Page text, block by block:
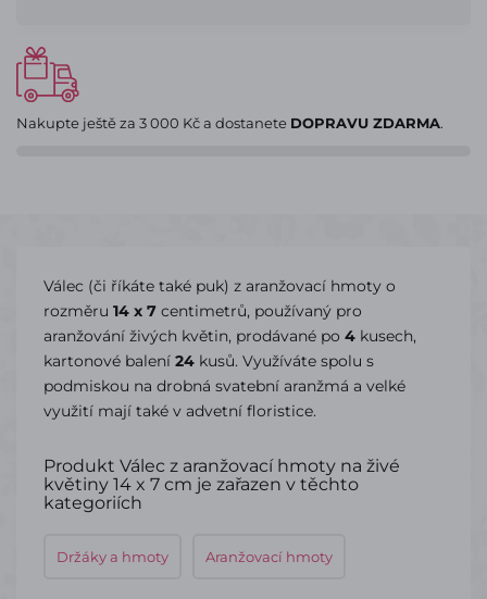
Nakupte ještě za 3 000 Kča dostanete DOPRAVU ZDARMA.
Válec (či říkáte také puk) z aranžovací hmoty o
rozměru 14 x 7 centimetrů, používaný pro
aranžování živých květin, prodávané po 4 kusech,
kartonové balení 24 kusů. Využíváte spolu s
podmiskou na drobná svatební aranžmá a velké
využití mají také v advetní floristice.
Produkt Válec z aranžovací hmoty na živé
květiny 14 x 7 cm je zařazen v těchto
kategoriích
Držáky a hmoty Aranžovací hmoty